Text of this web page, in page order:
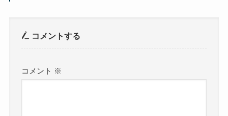
コメントする
コメント ※